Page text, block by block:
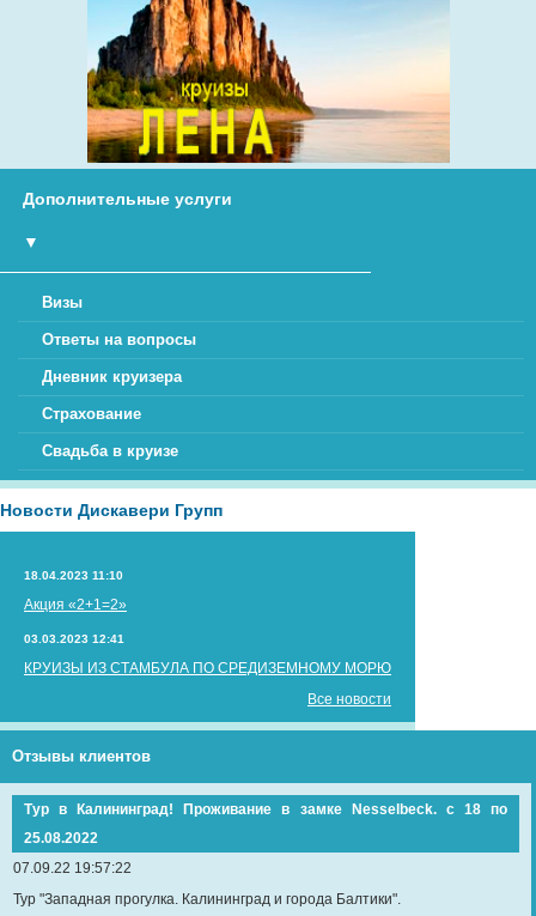
Дополнительные услуги
▼
Визы
Ответы на вопросы
Дневник круизера
Страхование
Свадьба в круизе
Новости Дискавери Групп
18.04.2023 11:10
Акция «2+1=2»
03.03.2023 12:41
КРУИЗЫ ИЗ СТАМБУЛА ПО СРЕДИЗЕМНОМУ МОРЮ
Все новости
Отзывы клиентов
Тур в Калининград! Проживание в замке Nesselbeck. с 18 по
25.08.2022
07.09.22 19:57:22
Тур "Западная прогулка. Калининград и города Балтики".